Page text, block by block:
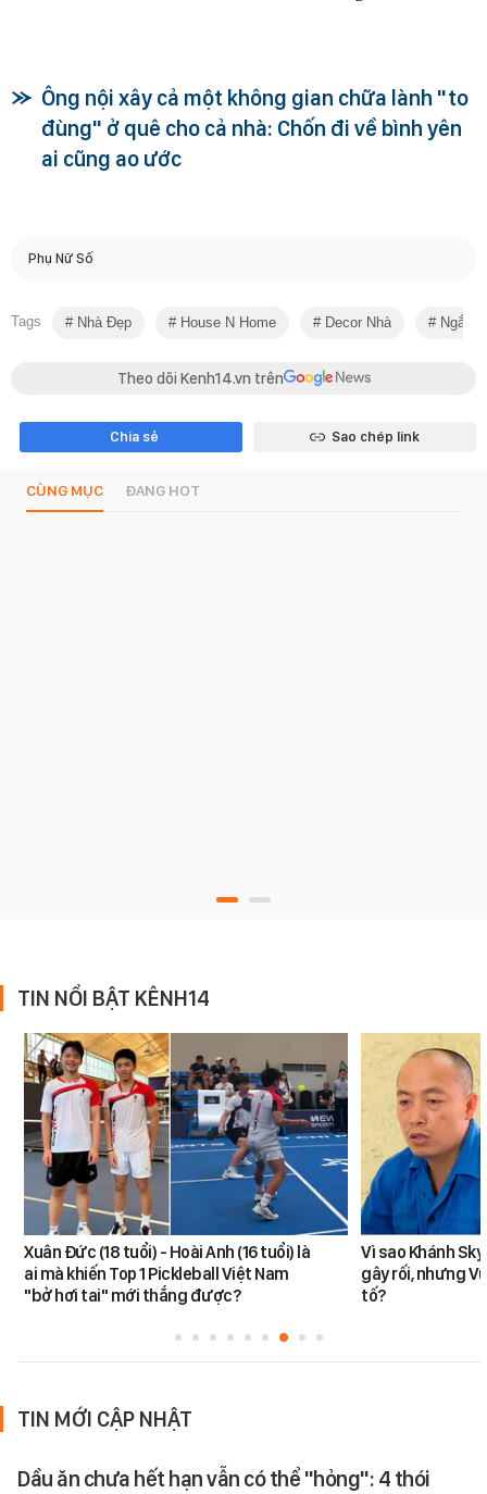
Ông nội xây cả một không gian chữa lành "to
đùng" ở quê cho cả nhà: Chốn đi về bình yên
ai cũng ao ước
Phụ Nữ Số
Tags Nhà Đẹp House N Home Decor Nhà Ngắm
Theo dõi Kenh14.vn trên
Chia sẻ Sao chép link
CÙNG MỤC ĐANG HOT
TIN NỔI BẬT KÊNH14
Xuân Đức (18 tuổi) - Hoài Anh (16 tuổi) là
ai mà khiến Top 1 Pickleball Việt Nam
"bở hơi tai" mới thắng được?
Vì sao Khánh
gây rối, nhưng
tố?
TIN MỚI CẬP NHẬT
Dầu ăn chưa hết hạn vẫn có thể "hỏng": 4 thói